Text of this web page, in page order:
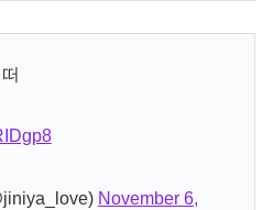
November 6,